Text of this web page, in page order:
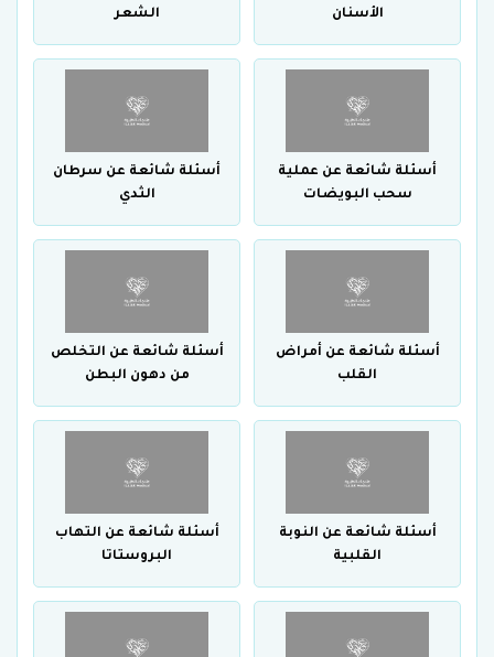
الأسنان
الشعر
أسئلة شائعة عن عملية
سحب البويضات
أسئلة شائعة عن سرطان
الثدي
أسئلة شائعة عن أمراض
القلب
أسئلة شائعة عن التخلص
من دهون البطن
أسئلة شائعة عن النوبة
القلبية
أسئلة شائعة عن التهاب
البروستاتا